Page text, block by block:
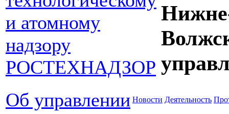
Об управлении Новости Деятельность